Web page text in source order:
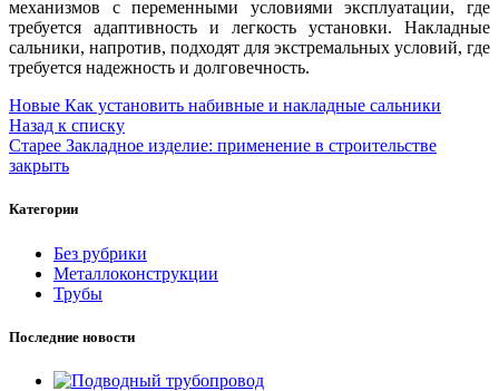
механизмов с переменными условиями эксплуатации, где
требуется адаптивность и легкость установки. Накладные
сальники, напротив, подходят для экстремальных условий, где
требуется надежность и долговечность.
Новые Как установить набивные и накладные сальники
Назад к списку
Старее Закладное изделие: применение в строительстве
закрыть
Категории
Без рубрики
Металлоконструкции
Трубы
Последние новости